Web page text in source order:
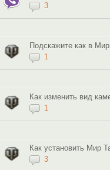
3
Подскажите как в
1
Как изменить вид
1
Как установить Мир
3